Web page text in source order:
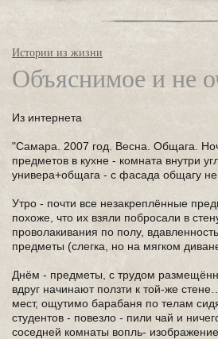
Истории из жизни
Объяснимое и не
Из интернета
"Самара. 2007 год. Весна. Общага.
предметов в кухне - комната внутри
универа+общага - с фасада общагу не
Утро - почти все незакреплённые
похоже, что их взяли побросали в
проволакивания по полу,
предметы (слегка, но на мягком
Днём - предметы, с трудом
вдруг начинают ползти к той-же
мест, ощутимо барабаня по телам
студентов - повезло - пили чай и
соседней комнаты вопль-